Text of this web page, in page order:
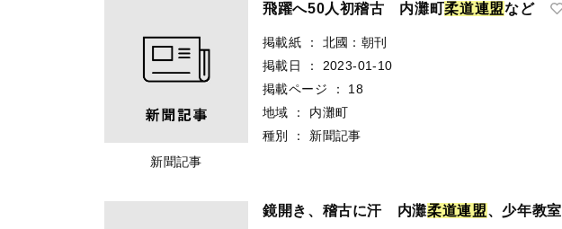
新聞記事
飛躍へ50人初稽古 内灘町柔道連盟など
掲載紙 ：
北國：朝刊
掲載日
：
2023-01-10
掲載ページ
：
18
地域
：
内灘町
種別
： 新聞記事
鏡開き、稽古に汗 内灘柔道連盟、少年教室